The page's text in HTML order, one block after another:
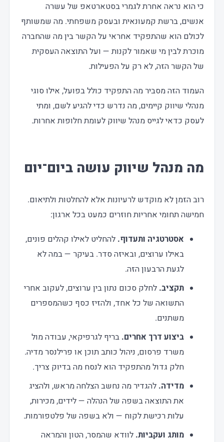
כי הוא נראה אחרת לגמרי בסטארטאפ של עשרה
אנשים, ברשת קמעונאית ובעסק משפחתי. מה שמשותף
לכולם הוא שהתפקיד אחראי על הקשר בין מה שהחברה
מוכרת לבין מי שאמור לקנות — ועל התוצאה העסקית
של הקשר הזה, לא רק על הפעילות.
העמוד הזה מסביר מה התפקיד כולל בפועל, אילו סוגי
מנהלי שיווק קיימים, מה נדרש כדי להגיע לשם, ומתי
לעסק כדאי לגייס מנהל שיווק לעומת חלופות אחרות.
מה מנהל שיווק עושה ביום־יום
רוב הזמן לא מוקדש לרעיונות אלא להחלטות ולתיאום.
חמישה תחומי אחריות חוזרים כמעט בכל ארגון:
אסטרטגיה ותעדוף. להחליט לאילו קהלים פונים,
באילו ערוצים, ובאיזה סדר. בעיקר — במה לא
לגעת הרבעון הזה.
תקציב. לחלק סכום נתון בין ערוצים, לעקוב אחרי
התשואה של כל אחד, ולהזיז כסף כשהמספרים
משתנים.
ביצוע דרך אחרים. בריף לגרפיקאי, עבודה מול
משרד פרסום, ניהול כותב תוכן או פרילנסר מדיה.
חלק גדול מהתפקיד הוא לנסח מה בדיוק צריך.
מדידה. להגדיר מה נחשב הצלחה מראש, ולהציג
את התוצאה בשפה של הנהלה — לידים, מכירות,
עלות רכישת לקוח — ולא בשפה של פלטפורמות.
מותג ועקביות. לוודא שהמסר, הטון והמראה